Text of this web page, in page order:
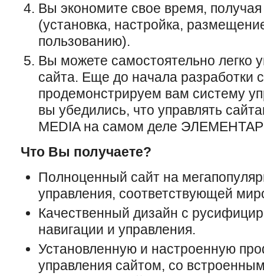
Вы экономите свое время, получая
(установка, настройка,
пользованию).
Вы можете самостоятельно легко
сайта. Еще до начала разработки
продемонстрируем вам систему
вы убедились, что управлять
MEDIA на самом деле
Что Вы получаете?
Полноценный сайт на
управления, соответствующей
Качественный дизайн с
навигации и управления.
Установленную и настроенную
управления сайтом, со